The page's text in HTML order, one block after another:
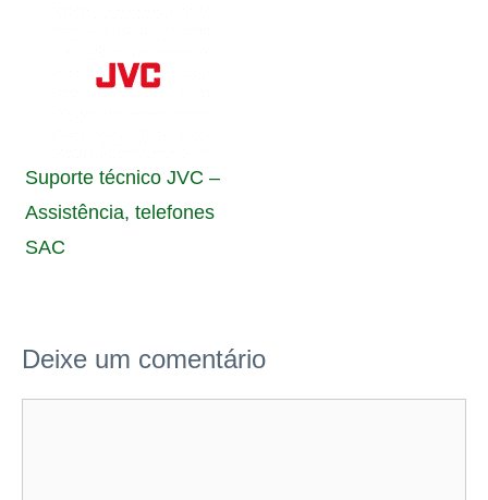
Suporte técnico JVC –
Assistência, telefones
SAC
Deixe um comentário